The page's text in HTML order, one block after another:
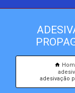
adesivação